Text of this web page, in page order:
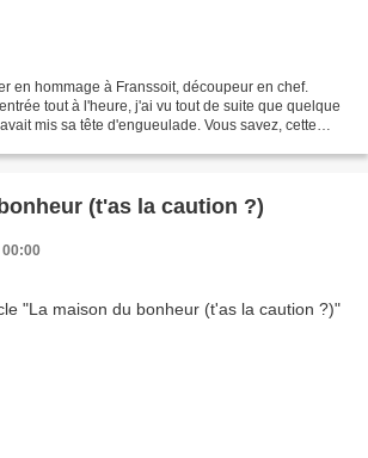
en hommage à Franssoit, découpeur en chef.
tout à l'heure, j'ai vu tout de suite que quelque
mis sa tête d'engueulade. Vous savez, cette
(t'as la caution ?)
00:00